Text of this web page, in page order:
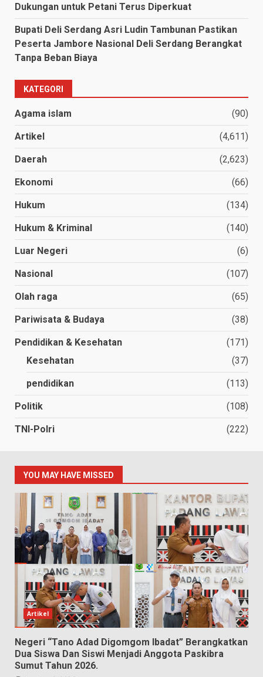
Dukungan untuk Petani Terus Diperkuat
Bupati Deli Serdang Asri Ludin Tambunan Pastikan
Peserta Jambore Nasional Deli Serdang Berangkat
Tanpa Beban Biaya
KATEGORI
Agama islam (90)
Artikel (4,611)
Daerah (2,623)
Ekonomi (66)
Hukum (134)
Hukum & Kriminal (140)
Luar Negeri (6)
Nasional (107)
Olah raga (65)
Pariwisata & Budaya (38)
Pendidikan & Kesehatan
(171)
Kesehatan
(37)
pendidikan (113)
Politik (108)
TNI-Polri (222)
YOU MAY HAVE MISSED
Artikel
Negeri “Tano Adad Digomgom Ibadat” Berangkatkan
Dua Siswa Dan Siswi Menjadi Anggota Paskibra
Sumut Tahun 2026.